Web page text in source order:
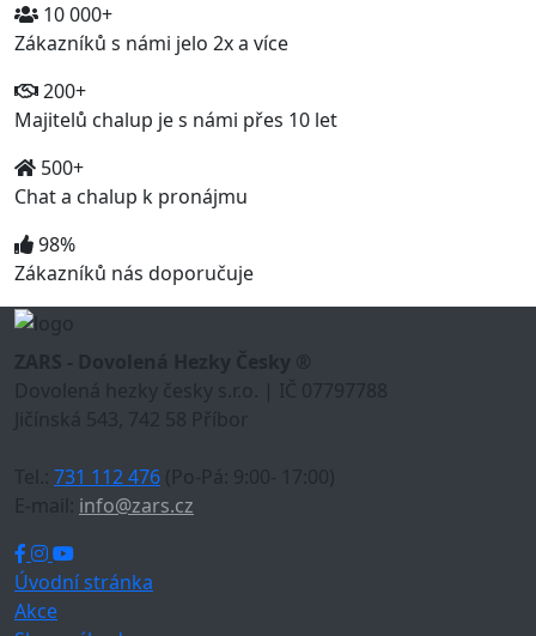
10 000+
Zákazníků s námi jelo 2x a více
200+
Majitelů chalup je s námi přes 10 let
500+
Chat a chalup k pronájmu
98%
Zákazníků nás doporučuje
ZARS - Dovolená Hezky Česky ®
Dovolená hezky česky s.r.o. | IČ 07797788
Jičínská 543, 742 58 Příbor
Tel.: 731 112 476 (Po-Pá: 9:00- 17:00)
E-mail: info@zars.cz
Úvodní stránka
Akce